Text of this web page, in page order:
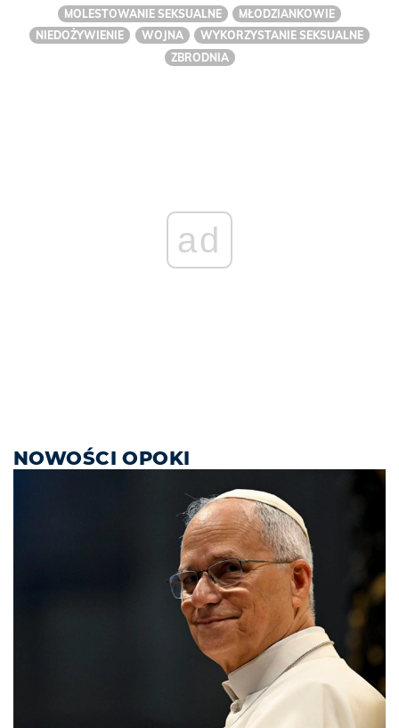
MOLESTOWANIE SEKSUALNE
MŁODZIANKOWIE
NIEDOŻYWIENIE
WOJNA
WYKORZYSTANIE SEKSUALNE
ZBRODNIA
ad
NOWOŚCI OPOKI